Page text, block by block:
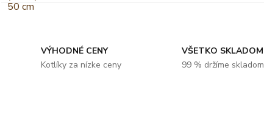
VÝHODNÉ CENY
Kotlíky za nízke ceny
VŠETKO SKLADOM
99 % držíme skladom